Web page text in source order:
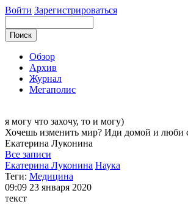
Войти Зарегистрироваться
Обзор
Архив
Журнал
Мегаполис
я могу что захочу, то и могу)
Хочешь изменить мир? Иди домой и люби
Екатерина Луконина
Все записи
Екатерина Луконина Наука
Теги: Медицина
09:09 23 января 2020
текст